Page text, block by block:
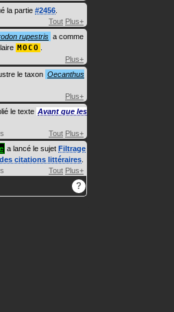
la partie #2456
Tout Plus+
rupestris a comme
MOCO
Plus+
le taxon Oecanthus
Plus+
le texte Avant que les
Tout Plus+
a lancé le sujet Filtrage
citations littéraires
Tout Plus+
?